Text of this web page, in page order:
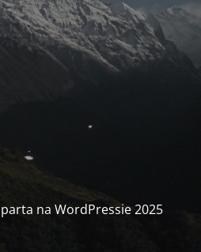
na WordPressie 2025